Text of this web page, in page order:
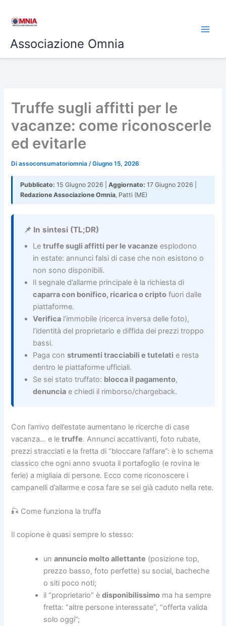
Associazione Omnia
Truffe sugli affitti per le
vacanze: come riconoscerle
ed evitarle
Diassoconsumatoriomnia/Giugno 15, 2026
Pubblicato: 15 Giugno 2026 |Aggiornato: 17 Giugno 2026 |
Redazione Associazione Omnia, Patti (ME)
📌 In sintesi (TL;DR)
Letruffe sugli affitti per le vacanze esplodono
in estate: annunci falsi di case che non esistono o
non sono disponibili.
Il segnale d’allarme principale è la richiesta di
caparra con bonifico, ricarica o cripto fuori dalle
piattaforme.
Verifica l’immobile (ricerca inversa delle foto),
l’identità del proprietario e diffida dei prezzi troppo
bassi.
Paga construmenti tracciabili e tutelati e resta
dentro le piattaforme ufficiali.
Se sei stato truffato: blocca il pagamento,
denuncia e chiedi il rimborso/chargeback.
Con l’arrivo dell’estate aumentano le ricerche di case
vacanza… e letruffe. Annunci accattivanti, foto rubate,
prezzi stracciati e la fretta di “bloccare l’affare”: è lo schema
classico che ogni anno svuota il portafoglio (e rovina le
ferie) a migliaia di persone. Ecco come riconoscere i
campanelli d’allarme e cosa fare se sei già caduto nella rete.
🎣 Come funziona la truffa
Il copione è quasi sempre lo stesso:
unannuncio molto allettante (posizione top,
prezzo basso, foto perfette) su social, bacheche
o siti poco noti;
il “proprietario” èdisponibilissimo ma ha sempre
fretta: “altre persone interessate”, “offerta valida
solo oggi”;